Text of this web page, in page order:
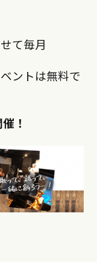
て毎月
ントは無料で
！